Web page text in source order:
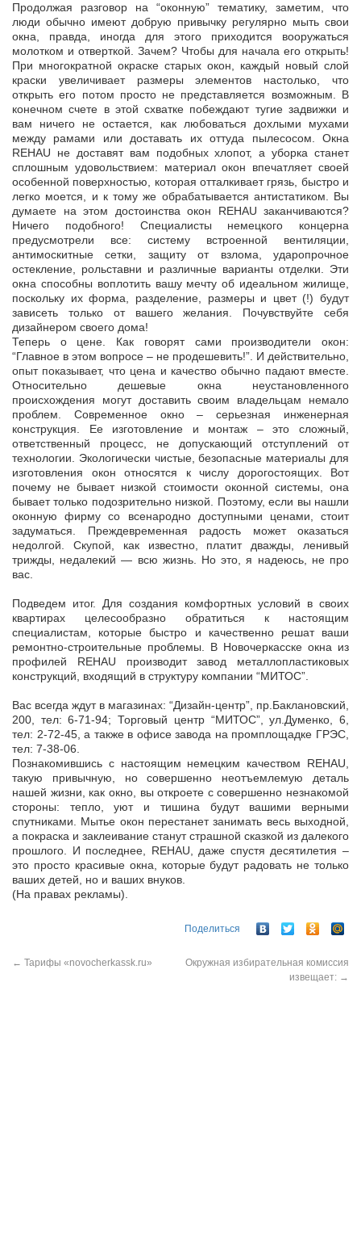
Продолжая разговор на “оконную” тематику, заметим, что
люди обычно имеют добрую привычку регулярно мыть свои
окна, правда, иногда для этого приходится вооружаться
молотком и отверткой. Зачем? Чтобы для начала его открыть!
При многократной окраске старых окон, каждый новый слой
краски увеличивает размеры элементов настолько, что
открыть его потом просто не представляется возможным. В
конечном счете в этой схватке побеждают тугие задвижки и
вам ничего не остается, как любоваться дохлыми мухами
между рамами или доставать их оттуда пылесосом. Окна
REHAU не доставят вам подобных хлопот, а уборка станет
сплошным удовольствием: материал окон впечатляет своей
особенной поверхностью, которая отталкивает грязь, быстро и
легко моется, и к тому же обрабатывается антистатиком. Вы
думаете на этом достоинства окон REHAU заканчиваются?
Ничего подобного! Специалисты немецкого концерна
предусмотрели все: систему встроенной вентиляции,
антимоскитные сетки, защиту от взлома, ударопрочное
остекление, рольставни и различные варианты отделки. Эти
окна способны воплотить вашу мечту об идеальном жилище,
поскольку их форма, разделение, размеры и цвет (!) будут
зависеть только от вашего желания. Почувствуйте себя
дизайнером своего дома!
Теперь о цене. Как говорят сами производители окон:
“Главное в этом вопросе – не продешевить!”. И действительно,
опыт показывает, что цена и качество обычно падают вместе.
Относительно дешевые окна неустановленного
происхождения могут доставить своим владельцам немало
проблем. Современное окно – серьезная инженерная
конструкция. Ее изготовление и монтаж – это сложный,
ответственный процесс, не допускающий отступлений от
технологии. Экологически чистые, безопасные материалы для
изготовления окон относятся к числу дорогостоящих. Вот
почему не бывает низкой стоимости оконной системы, она
бывает только подозрительно низкой. Поэтому, если вы нашли
оконную фирму со всенародно доступными ценами, стоит
задуматься. Преждевременная радость может оказаться
недолгой. Скупой, как известно, платит дважды, ленивый
трижды, недалекий — всю жизнь. Но это, я надеюсь, не про
вас.
Подведем итог. Для создания комфортных условий в своих
квартирах целесообразно обратиться к настоящим
специалистам, которые быстро и качественно решат ваши
ремонтно-строительные проблемы. В Новочеркасске окна из
профилей REHAU производит завод металлопластиковых
конструкций, входящий в структуру компании “МИТОС”.
Вас всегда ждут в магазинах: “Дизайн-центр”, пр.Баклановский,
200, тел: 6-71-94; Торговый центр “МИТОС”, ул.Думенко, 6,
тел: 2-72-45, а также в офисе завода на промплощадке ГРЭС,
тел: 7-38-06.
Познакомившись с настоящим немецким качеством REHAU,
такую привычную, но совершенно неотъемлемую деталь
нашей жизни, как окно, вы откроете с совершенно незнакомой
стороны: тепло, уют и тишина будут вашими верными
спутниками. Мытье окон перестанет занимать весь выходной,
а покраска и заклеивание станут страшной сказкой из далекого
прошлого. И последнее, REHAU, даже спустя десятилетия –
это просто красивые окна, которые будут радовать не только
ваших детей, но и ваших внуков.
(На правах рекламы).
Поделиться
← Тарифы «novocherkassk.ru»
Окружная избирательная комиссия
извещает: →